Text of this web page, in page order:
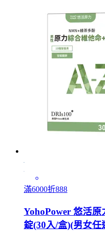
滿6000折888
YohoPower 悠活
錠(30入/盒)(男女任